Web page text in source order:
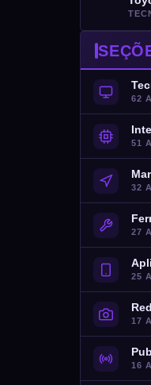
62
51
32
27
25
17
16